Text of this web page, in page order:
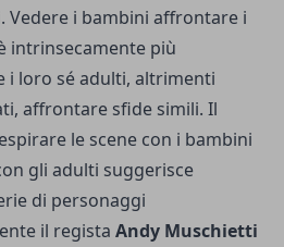
Vedere i bambini affrontare i
intrinsecamente più
i loro sé adulti, altrimenti
affrontare sfide simili. Il
le scene con i bambini
gli adulti suggerisce
di personaggi
il regista Andy Muschietti